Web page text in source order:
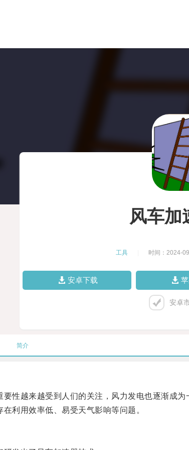
风车加
工具 时间：2024-
安卓下载
安卓
简介
越来越受到人们的关注，风力发电也逐渐成为
用效率低、易受天气影响等问题。